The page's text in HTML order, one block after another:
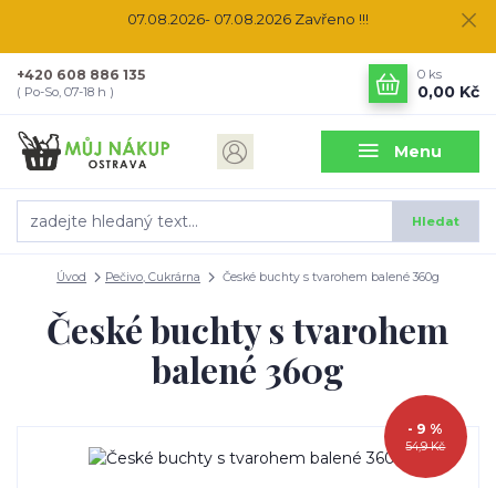
07.08.2026- 07.08.2026 Zavřeno !!!
Menu
Hledat
+420 608 886 135
( Po-So, 07-18 h )
0 ks
0,00 Kč
Úvod Pečivo, Cukrárna České buchty s tvarohem balené 360g
České buchty s tvarohem
balené 360g
54,9 Kč
- 9 %